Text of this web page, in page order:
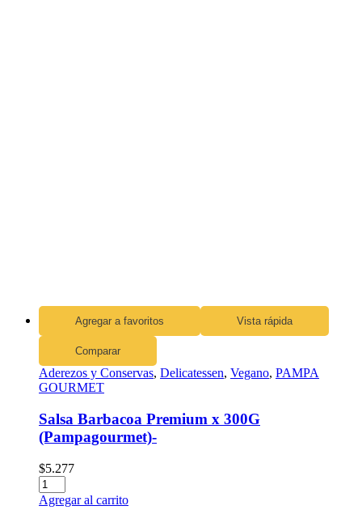
Agregar a favoritos Vista rápida
Comparar
Aderezos y Conservas, Delicatessen, Vegano, PAMPA
GOURMET
Salsa Barbacoa Premium x 300G
(Pampagourmet)-
$5.277
Agregar al carrito